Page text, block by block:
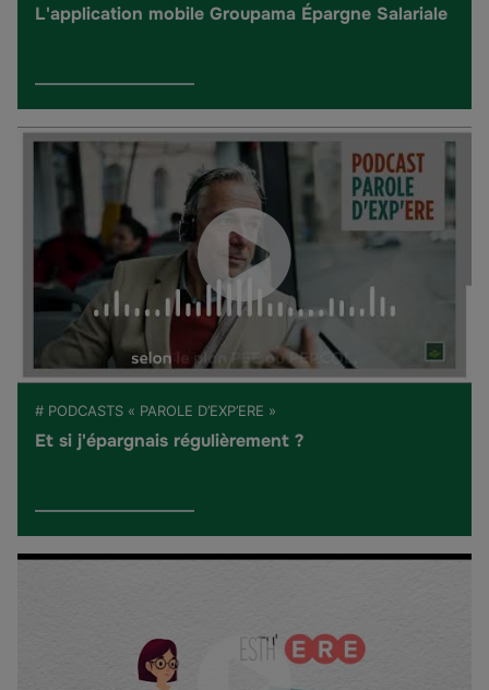
L'application mobile Groupama Épargne Salariale
# PODCASTS « PAROLE D’EXP’ERE »
Et si j'épargnais régulièrement ?